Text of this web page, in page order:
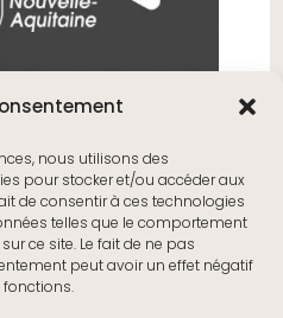
nous utilisons des
pour stocker et/ou accéder aux
de consentir à ces technologies
telles que le comportement
ce site. Le fait de ne pas
peut avoir un effet négatif
fonctions.